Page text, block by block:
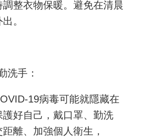
整衣物保暖。避免在清晨
。
洗手：
19病毒可能就隱藏在
好自己，戴口罩、勤洗
離、加強個人衛生，